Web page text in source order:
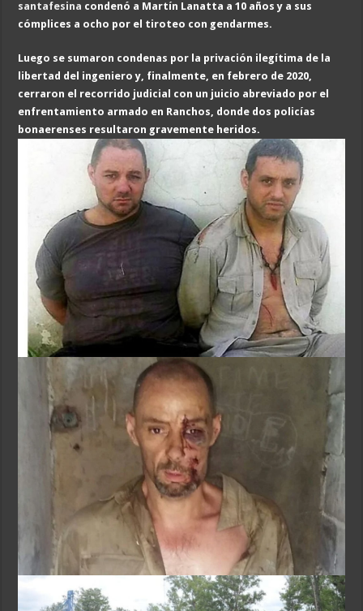
santafesina condenó a Martín Lanatta a 10 años y a sus
cómplices a ocho por el tiroteo con gendarmes.
Luego se sumaron condenas por la privación ilegítima de la
libertad del ingeniero y, finalmente, en febrero de 2020,
cerraron el recorrido judicial con un juicio abreviado por el
enfrentamiento armado en Ranchos, donde dos policías
bonaerenses resultaron gravemente heridos.